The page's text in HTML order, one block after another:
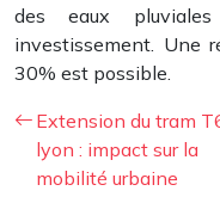
des eaux
investissement. Une
30% est possible.
Extension du tram
lyon : impact sur la
mobilité urbaine